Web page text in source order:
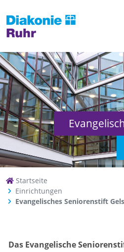
Startseite
Einrichtungen
Evangelisches Seniorenstift
Das Evangelische